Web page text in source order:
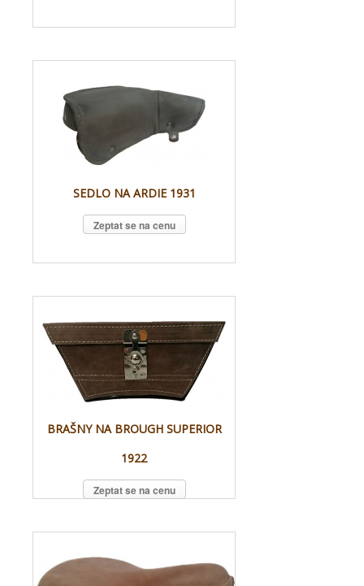
SEDLO NA ARDIE 1931
Zeptat se na cenu
BRAŠNY NA BROUGH SUPERIOR
1922
Zeptat se na cenu